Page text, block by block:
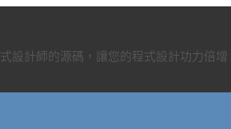
計師的源碼，讓您的程式設計功力倍